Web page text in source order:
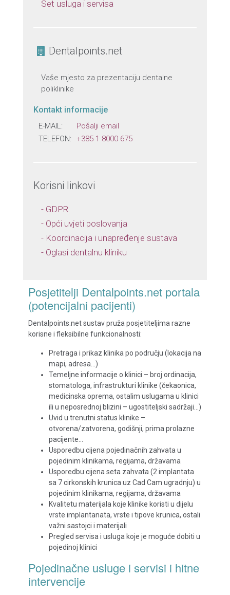
Set usluga i servisa
Dentalpoints.net
Vaše mjesto za prezentaciju dentalne
poliklinike
Kontakt informacije
E-MAIL:
Pošalji email
TELEFON:
+385 1 8000 675
Korisni linkovi
- GDPR
- Opći uvjeti poslovanja
- Koordinacija i unapređenje sustava
- Oglasi dentalnu kliniku
Posjetitelji Dentalpoints.net portala
(potencijalni pacijenti)
Dentalpoints.net sustav pruža posjetiteljima razne
korisne i fleksibilne funkcionalnosti:
Pretraga i prikaz klinika po području (lokacija na
mapi, adresa…)
Temeljne informacije o klinici – broj ordinacija,
stomatologa, infrastrukturi klinike (čekaonica,
medicinska oprema, ostalim uslugama u klinici
ili u neposrednoj blizini – ugostiteljski sadržaji…)
Uvid u trenutni status klinike –
otvorena/zatvorena, godišnji, prima prolazne
pacijente…
Usporedbu cijena pojedinačnih zahvata u
pojedinim klinikama, regijama, državama
Usporedbu cijena seta zahvata (2 implantata
sa 7 cirkonskih krunica uz Cad Cam ugradnju) u
pojedinim klinikama, regijama, državama
Kvalitetu materijala koje klinike koristi u dijelu
vrste implantanata, vrste i tipove krunica, ostali
važni sastojci i materijali
Pregled servisa i usluga koje je moguće dobiti u
pojedinoj klinici
Pojedinačne usluge i servisi i hitne
intervencije